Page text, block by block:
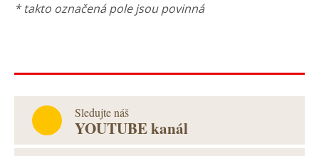
* takto označená pole jsou povinná
Sledujte náš
YOUTUBE kanál